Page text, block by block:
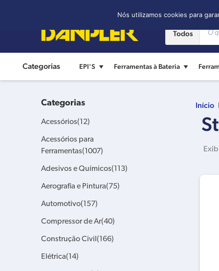
Todos
Categorias EPI'S Ferramentas à Bateria
Início
Categorias
Acessórios(12)
Acessórios para
Ferramentas(1007)
Adesivos e Químicos(113)
Aerografia e Pintura(75)
Automotivo(157)
Compressor de Ar(40)
Construção Civil (166)
Elétrica(14)
Nós utilizamos cookies para